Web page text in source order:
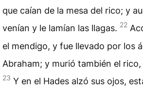
que caían de la mesa del rico; y
venían y le lamían las llagas. 22
el mendigo, y fue llevado por los
Abraham; y murió también el
23 Y en el Hades alzó sus ojos,